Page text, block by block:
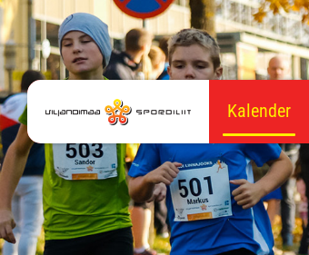
Kalender